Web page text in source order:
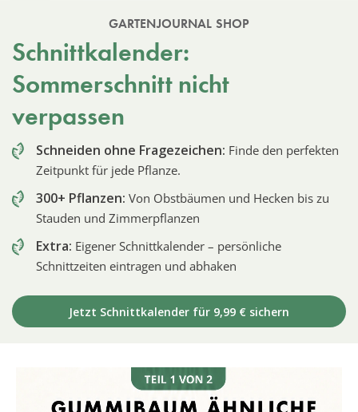
GARTENJOURNAL SHOP
Schnittkalender:
Sommerschnitt nicht
verpassen
Schneiden ohne Fragezeichen: Finde den perfekten
Zeitpunkt für jede Pflanze.
300+ Pflanzen: Von Obstbäumen und Hecken bis zu
Stauden und Zimmerpflanzen
Extra: Eigener Schnittkalender – persönliche
Schnittzeiten eintragen und abhaken
Jetzt Schnittkalender für 9,99 € sichern